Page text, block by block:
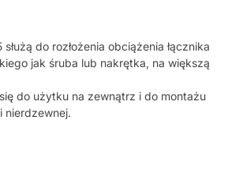
służą do rozłożenia obciążenia łącznika
jak śruba lub nakrętka, na większą
do użytku na zewnątrz i do montażu
nierdzewnej.